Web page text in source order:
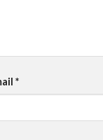
*